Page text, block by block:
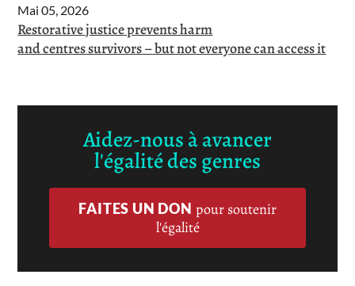
Mai 05, 2026
Restorative justice prevents harm
and centres survivors – but not everyone can access it
Aidez-nous à avancer
l'égalité des genres
FAITES UN DON pour soutenir
l'égalité